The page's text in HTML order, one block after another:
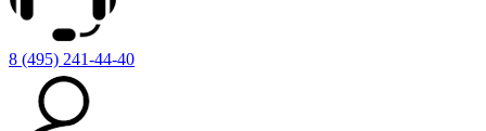
8 (495) 241-44-40